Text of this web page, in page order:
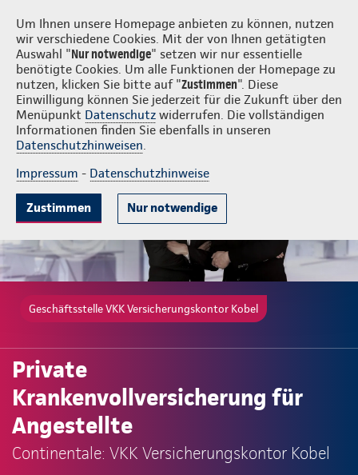
Um Ihnen unsere Homepage anbieten zu können, nutzen
wir verschiedene Cookies. Mit der von Ihnen getätigten
Auswahl "Nur notwendige" setzen wir nur essentielle
benötigte Cookies. Um alle Funktionen der Homepage zu
nutzen, klicken Sie bitte auf "Zustimmen". Diese
Einwilligung können Sie jederzeit für die Zukunft über den
Menüpunkt Datenschutz widerrufen. Die vollständigen
Informationen finden Sie ebenfalls in unseren
Datenschutzhinweisen.
Impressum - Datenschutzhinweise
Zustimmen Nur notwendige
VKK Versicherungskontor Kobel Login
Gute Gründe Tarife & Leistungen Wissenswertes Beratung &
Geschäftsstelle VKK Versicherungskontor Kobel
Private
Krankenvollversicherung für
Angestellte
Continentale: VKK Versicherungskontor Kobel